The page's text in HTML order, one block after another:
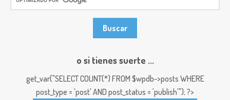
o si tienes suerte ...
get_var("SELECT COUNT(*) FROM $wpdb->posts WHERE
post_type = 'post' AND post_status = 'publish'"); ?>